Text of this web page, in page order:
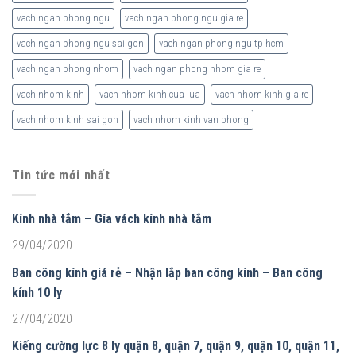
vach ngan phong ngu vach ngan phong ngu gia re
vach ngan phong ngu sai gon vach ngan phong ngu tp hcm
vach ngan phong nhom vach ngan phong nhom gia re
vach nhom kinh vach nhom kinh cua lua vach nhom kinh gia re
vach nhom kinh sai gon vach nhom kinh van phong
Tin tức mới nhất
Kính nhà tắm – Gía vách kính nhà tắm
29/04/2020
Ban công kính giá rẻ – Nhận lắp ban công kính – Ban công
kính 10 ly
27/04/2020
Kiếng cường lực 8 ly quận 8, quận 7, quận 9, quận 10, quận 11,